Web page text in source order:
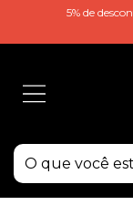
5% de